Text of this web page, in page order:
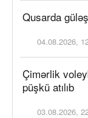
Qusarda
04.08.2026,
Çimərlik
püşkü atılıb
03.08.2026,